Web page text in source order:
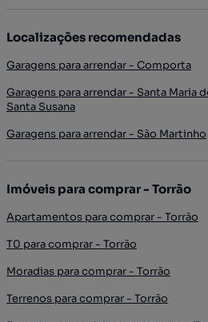
Localizações recomendadas
Garagens para arrendar - Comporta
Garagens para arrendar - Santa Maria
Santa Susana
Garagens para arrendar - São Martinho
Imóveis para comprar - Torrão
Apartamentos para comprar - Torrão
T0 para comprar - Torrão
Moradias para comprar - Torrão
Terrenos para comprar - Torrão